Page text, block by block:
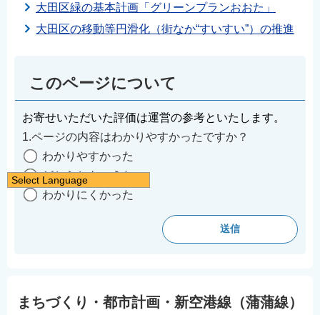
大田区緑の基本計画「グリーンプランおおた」
大田区の移動等円滑化（街なか“すいすい”）の推進
このページについて
お寄せいただいた評価は運営の参考といたします。
1.ページの内容はわかりやすかったですか？
わかりやすかった
どちらともいえない
わかりにくかった
まちづくり・都市計画・新空港線（蒲蒲線）
Select Language
日本語
नेपाली